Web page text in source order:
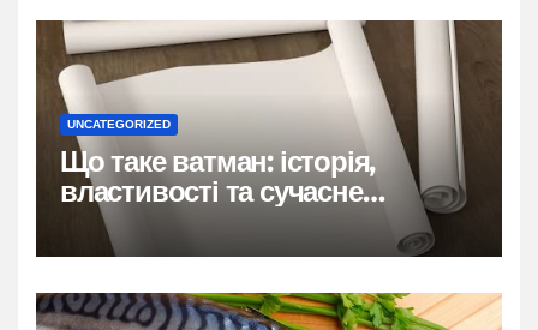
UNCATEGORIZED
Що таке ватман: історія,
властивості та сучасне
застосування